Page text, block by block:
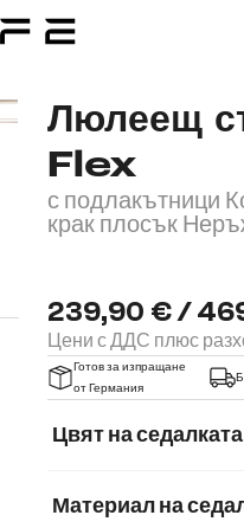
Люлеещ
Flex
с подлакътници
крак плосък
239,90 € /
Цени с ДДС плюс
Готов за изпращане
от Германия
Цвят на седалката
Материал на